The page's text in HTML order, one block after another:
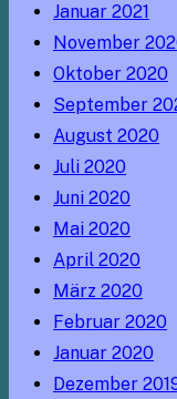
Januar 2021
November
Oktober 2020
September
August 2020
Juli 2020
Juni 2020
Mai 2020
April 2020
März 2020
Februar 2020
Januar 2020
Dezember